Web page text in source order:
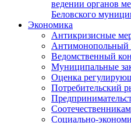
ведении органов
Беловского
Экономика
Антикризисные
Антимонопольный
Ведомственный
Муниципальные
Оценка
Потребительский
Соотечественникам
Социально-